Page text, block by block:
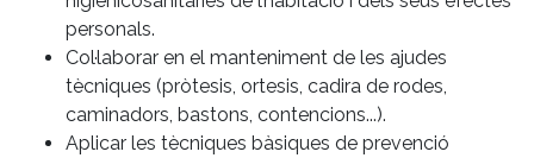
personals.
Col·laborar en el manteniment de les ajudes
tècniques (pròtesis, ortesis, cadira de rodes,
caminadors, bastons, contencions...).
Aplicar les tècniques bàsiques de prevenció